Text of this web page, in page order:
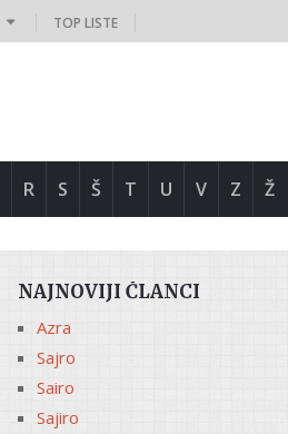
TOP LISTE
R S Š T U V Z Ž
NAJNOVIJI ČLANCI
Azra
Sajro
Sairo
Sajiro